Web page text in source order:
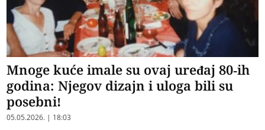
Mnoge kuće imale su ovaj uređaj 80-ih
godina: Njegov dizajn i uloga bili su
posebni!
05.05.2026. | 18:03